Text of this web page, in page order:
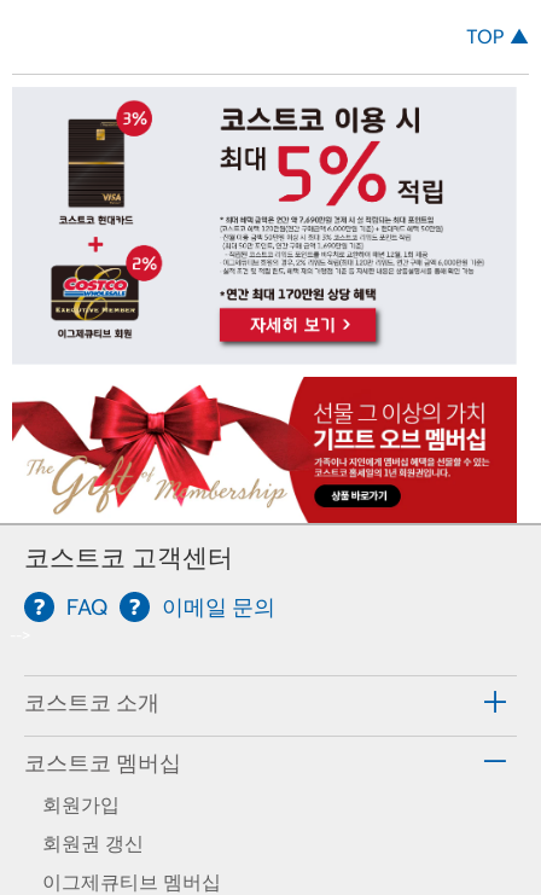
TOP ▲
코스트코 고객센터
FAQ 이메일 문의
코스트코 소개
코스트코 멤버십
회원가입
회원권 갱신
이그제큐티브 멤버십